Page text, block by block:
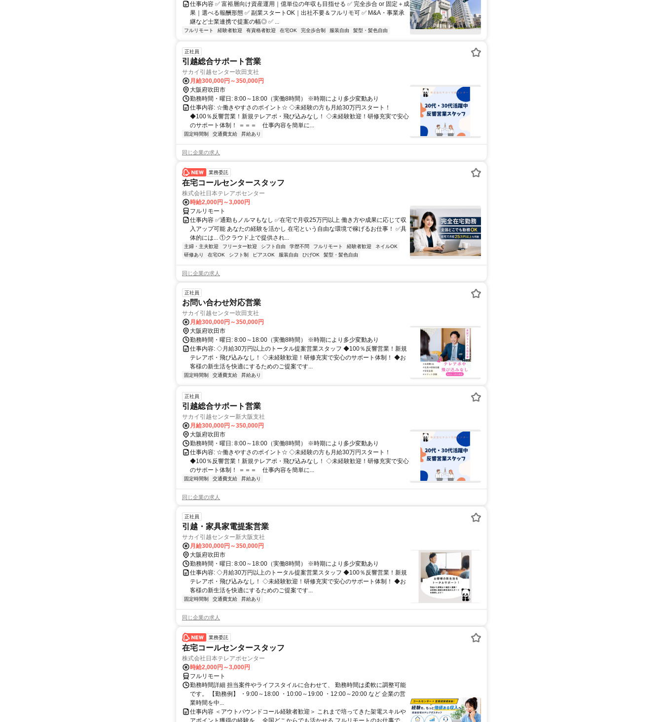
仕事内容 ✅ 富裕層向け資産運用｜億単位の年収も目指せる ✅ 完全歩合 or 固定＋成
果｜選べる報酬形態 ✅ 副業スタートOK｜出社不要＆フルリモ可 ✅ M&A・事業承
継など士業連携で提案の幅◎ ✅ ...
フルリモート 経験者歓迎 有資格者歓迎 在宅OK 完全歩合制 服装自由 髪型・髪色自由
正社員
引越総合サポート営業
サカイ引越センター吹田支社
月給300,000円～350,000円
大阪府吹田市
勤務時間・曜日: 8:00～18:00（実働8時間） ※時期により多少変動あり
仕事内容: ☆働きやすさのポイント☆ ◇未経験の方も月給30万円スタート！
◆100％反響営業！新規テレアポ・飛び込みなし！ ◇未経験歓迎！研修充実で安心
のサポート体制！ ＝＝＝ 仕事内容を簡単に...
固定時間制 交通費支給 昇給あり
同じ企業の求人
業務委託
在宅コールセンタースタッフ
株式会社日本テレアポセンター
時給2,000円～3,000円
フルリモート
仕事内容 ✅通勤もノルマもなし ✅在宅で月収25万円以上 働き方や成果に応じて収
入アップ可能 あなたの経験を活かし 在宅という自由な環境で稼げるお仕事！ ✅具
体的には... ①クラウド上で提供され...
主婦・主夫歓迎 フリーター歓迎 シフト自由 学歴不問 フルリモート 経験者歓迎
ネイルOK
研修あり
在宅OK シフト制 ピアスOK 服装自由 ひげOK 髪型・髪色自由
同じ企業の求人
正社員
お問い合わせ対応営業
サカイ引越センター吹田支社
月給300,000円～350,000円
大阪府吹田市
勤務時間・曜日: 8:00～18:00（実働8時間） ※時期により多少変動あり
仕事内容: ◇月給30万円以上のトータル提案営業スタッフ ◆100％反響営業！新規
テレアポ・飛び込みなし！ ◇未経験歓迎！研修充実で安心のサポート体制！ ◆お
客様の新生活を快適にするためのご提案です...
固定時間制 交通費支給 昇給あり
正社員
引越総合サポート営業
サカイ引越センター新大阪支社
月給300,000円～350,000円
大阪府吹田市
勤務時間・曜日: 8:00～18:00（実働8時間） ※時期により多少変動あり
仕事内容: ☆働きやすさのポイント☆ ◇未経験の方も月給30万円スタート！
◆100％反響営業！新規テレアポ・飛び込みなし！ ◇未経験歓迎！研修充実で安心
のサポート体制！ ＝＝＝ 仕事内容を簡単に...
固定時間制 交通費支給 昇給あり
同じ企業の求人
正社員
引越・家具家電提案営業
サカイ引越センター新大阪支社
月給300,000円～350,000円
大阪府吹田市
勤務時間・曜日: 8:00～18:00（実働8時間） ※時期により多少変動あり
仕事内容: ◇月給30万円以上のトータル提案営業スタッフ ◆100％反響営業！新規
テレアポ・飛び込みなし！ ◇未経験歓迎！研修充実で安心のサポート体制！ ◆お
客様の新生活を快適にするためのご提案です...
固定時間制 交通費支給 昇給あり
同じ企業の求人
業務委託
在宅コールセンタースタッフ
株式会社日本テレアポセンター
時給2,000円～3,000円
フルリモート
勤務時間詳細 担当案件やライフスタイルに合わせて、 勤務時間は柔軟に調整可能
です。 【勤務例】 ・9:00～18:00 ・10:00～19:00 ・12:00～20:00 など 企業の営
業時間を中...
仕事内容 ＜アウトバウンドコール経験者歓迎＞ これまで培ってきた架電スキルや
アポイント獲得の経験を、 全国どこからでも活かせる フルリモートのお仕事で